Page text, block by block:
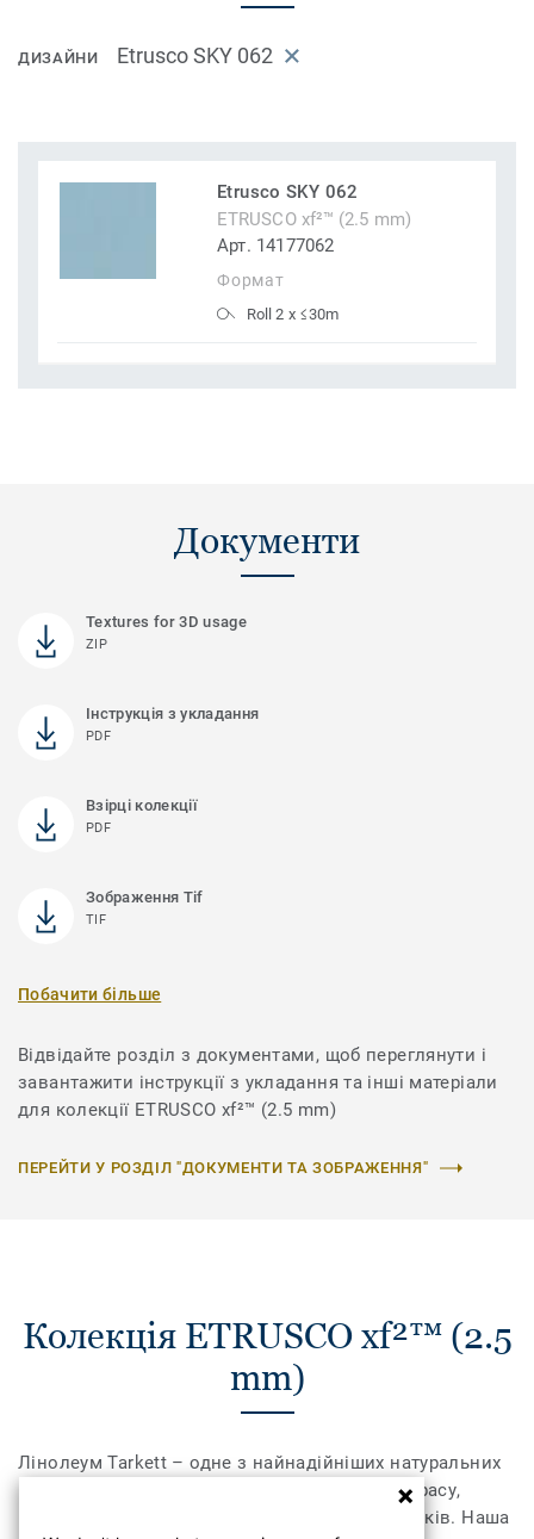
ДИЗАЙНИ Etrusco SKY 062
Etrusco SKY 062
ETRUSCO xf²™ (2.5 mm)
Арт. 14177062
Формат
Roll 2 x ≤30m
Документи
Textures for 3D usage
ZIP
Інструкція з укладання
PDF
Взірці колекції
PDF
Зображення Tif
TIF
Побачити більше
Відвідайте розділ з документами, щоб переглянути і
завантажити інструкції з укладання та інші матеріали
для колекції ETRUSCO xf²™ (2.5 mm)
ПЕРЕЙТИ У РОЗДІЛ "ДОКУМЕНТИ ТА ЗОБРАЖЕННЯ"
Колекція ETRUSCO xf²™ (2.5
mm)
Лінолеум Tarkett – одне з найнадійніших натуральних
покриттів для підлоги, яке цінують за його красу,
комфорт і довговічність вже протягом 150 років. Наша